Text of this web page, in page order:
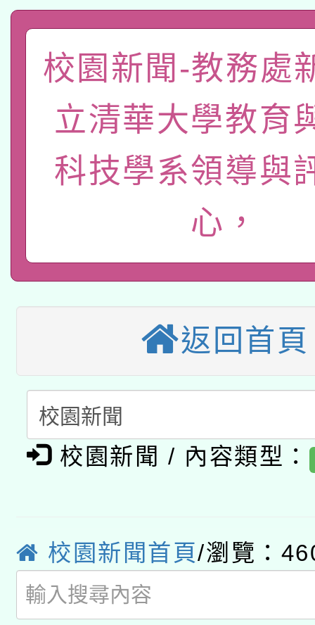
礎課程
A3數位素養講師名單
「數位內容與教學軟體
pilot」
有關大陸委員會函釋公
薪期間赴陸應申請許可
轉知經濟部水利署委託
業技術研究院辦理「
115年8月22日(星期六
桃園市孔廟祈福系列
開 智慧啟航」
2026年桃園地景藝術
本校115學年度第2次
招甄選結果公告(無人
招)
適應運動共學行動站研
暨閱讀推動專業研習
科技賦能─人工智慧
礎課程
「數位內容與教學軟體
pilot」
有關大陸委員會函釋公
薪期間赴陸應申請許可
轉知經濟部水利署委託
用水績優單位及節水達
動」
桃園市孔廟祈福系列
開 智慧啟航」
2026年桃園地景藝術
校園新聞-教務處
立清華大學教育
科技學系領導與
心，
返回首頁
校園新聞 / 內容類型：
校園新聞首頁/瀏覽：